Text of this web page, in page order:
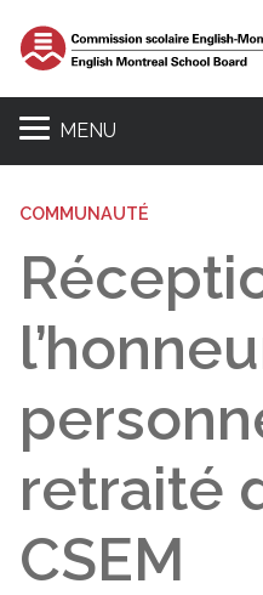
MENU
COMMUNAUTÉ
retraité
CSEM